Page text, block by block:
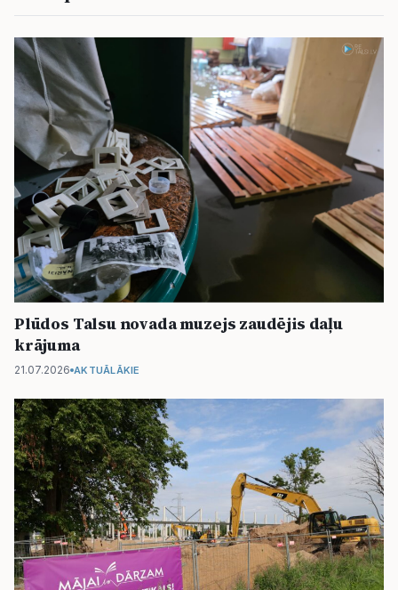
Plūdos Talsu novada muzejs zaudējis daļu
krājuma
21.07.2026 AKTUĀLĀKIE